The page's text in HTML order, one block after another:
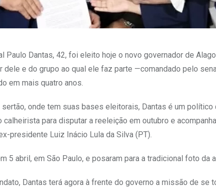
Paulo Dantas, 42, foi eleito hoje o novo governador de
dele e do grupo ao qual ele faz parte —comandado pelo
em mais quatro anos.
onde tem suas bases eleitorais, Dantas é um
para disputar a reeleição em outubro e
presidente Luiz Inácio Lula da Silva (PT).
5 abril, em São Paulo, e posaram para a tradicional foto da
Dantas terá agora à frente do governo a missão de se